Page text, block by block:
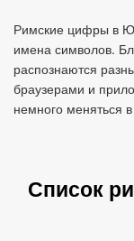
Римские цифры в
имена символов.
распознаются
браузерами и
немного меняться
Список